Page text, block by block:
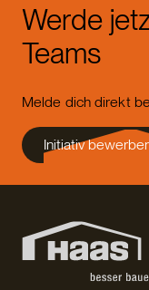
Werde
Teams
Melde dich direkt
Initiativ